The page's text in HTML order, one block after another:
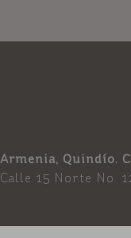
Armenia, Quindí­o.
Calle 15 Norte No.